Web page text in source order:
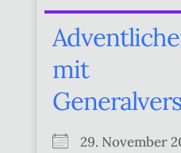
mit
29. November